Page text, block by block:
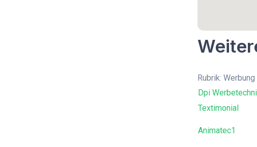
Rubrik: Werbung
Dpi
Textimonial
Animatec1